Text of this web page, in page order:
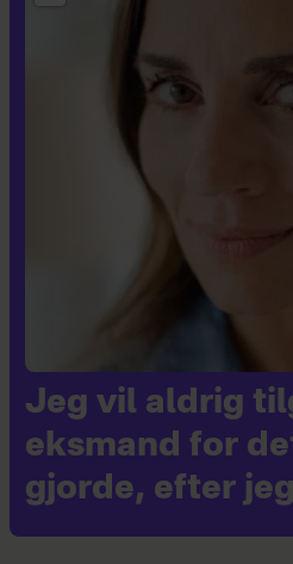
Jeg vil aldrig
eksmand for
gjorde, efter